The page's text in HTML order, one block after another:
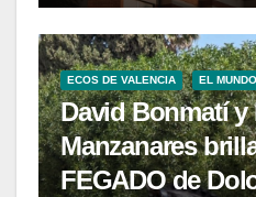
ECOS DE VALENCIA EL
David Bonmatí y
Manzanares
FEGADO de